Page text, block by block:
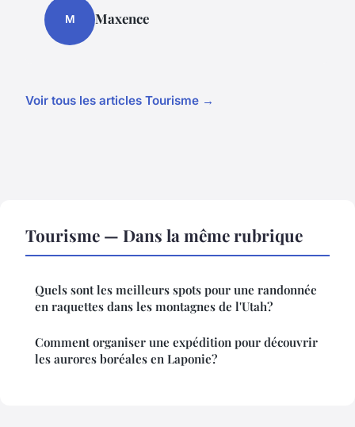
M Maxence
Voir tous les articles Tourisme →
Tourisme — Dans la même rubrique
Quels sont les meilleurs spots pour une randonnée
en raquettes dans les montagnes de l'Utah?
Comment organiser une expédition pour découvrir
les aurores boréales en Laponie?